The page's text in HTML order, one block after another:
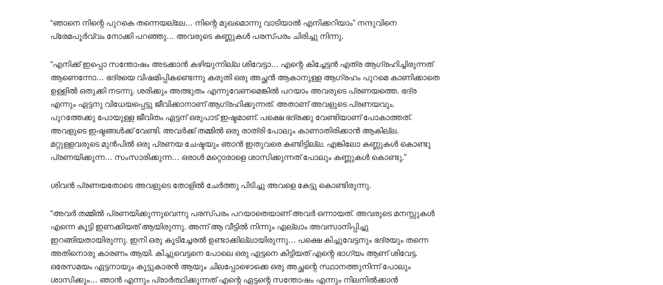
“ഞാനെ നിന്റെ പുറകെ തന്നെയല്ലേ… നിന്റെ മുഖമൊന്നു വാടിയാൽ എനിക്കറിയാം” നന്ദുവിനെ
പ്രേമപൂർവ്വം നോക്കി പറഞ്ഞു… അവരുടെ കണ്ണുകൾ പരസ്പരം ചിരിച്ചു നിന്നു.
“എനിക്ക് ഇപ്പൊ സന്തോഷം അടക്കാൻ കഴിയുന്നില്ല ശിവേട്ടാ… എന്റെ കിച്ചേട്ടൻ എത്ര ആഗ്രഹിച്ചിരുന്നത്
ആണെന്നോ… ഭദ്രയെ വിഷമിപ്പികണ്ടെന്നു കരുതി ഒരു അച്ഛൻ ആകാനുള്ള ആഗ്രഹം പുറമെ കാണിക്കാതെ
ഉള്ളിൽ ഒതുക്കി നടന്നു. ശരിക്കും അത്ഭുതം എന്നുവേണമെങ്കിൽ പറയാം അവരുടെ പ്രണയത്തെ. ഭദ്ര
എന്നും ഏട്ടനു വിധേയപ്പെട്ടു ജീവിക്കാനാണ് ആഗ്രഹിക്കുന്നത്. അതാണ് അവളുടെ പ്രണയവും.
പുറത്തേക്കു പോയുള്ള ജീവിതം ഏട്ടന് ഒരുപാട് ഇഷ്ടമാണ്. പക്ഷെ ഭദ്രക്കു വേണ്ടിയാണ് പോകാത്തത്.
അവളുടെ ഇഷ്ടങ്ങൾക്ക് വേണ്ടി. അവർക്ക് തമ്മിൽ ഒരു രാത്രി പോലും കാണാതിരിക്കാൻ ആകില്ല.
മറ്റുള്ളവരുടെ മുൻപിൽ ഒരു പ്രണയ ചേഷ്ടയും ഞാൻ ഇതുവരെ കണ്ടിട്ടില്ല. എങ്കിലോ കണ്ണുകൾ കൊണ്ടു
പ്രണയിക്കുന്ന… സംസാരിക്കുന്ന… ഒരാൾ മറ്റൊരാളെ ശാസിക്കുന്നത് പോലും കണ്ണുകൾ കൊണ്ടു.”
ശിവൻ പ്രണയതോടെ അവളുടെ തോളിൽ ചേർത്തു പിടിച്ചു അവളെ കേട്ടു കൊണ്ടിരുന്നു.
“അവർ തമ്മിൽ പ്രണയിക്കുന്നുവെന്നു പരസ്പരം പറയാതെയാണ് അവർ ഒന്നായത്. അവരുടെ മനസ്സുകൾ
എന്നെ കൂട്ടി ഇണക്കിയത് ആയിരുന്നു. അന്ന് ആ വീട്ടിൽ നിന്നും എല്ലാം അവസാനിപ്പിച്ചു
ഇറങ്ങിയതായിരുന്നു. ഇനി ഒരു കൂടിച്ചേരൽ ഉണ്ടാക്കില്ലായിരുന്നു… പക്ഷെ കിച്ചുവേട്ടനും ഭദ്രയും തന്നെ
അതിനൊരു കാരണം ആയി. കിച്ചുവെട്ടനെ പോലെ ഒരു ഏട്ടനെ കിട്ടിയത് എന്റെ ഭാഗ്യം ആണ് ശിവേട്ട.
ഒരേസമയം ഏട്ടനായും കൂട്ടുകാരൻ ആയും ചിലപ്പോഴൊക്കെ ഒരു അച്ഛന്റെ സ്ഥാനത്തുനിന്ന് പോലും
ശാസിക്കും… ഞാൻ എന്നും പ്രാർത്ഥിക്കുന്നത് എന്റെ ഏട്ടന്റെ സന്തോഷം എന്നും നിലനിൽക്കാൻ